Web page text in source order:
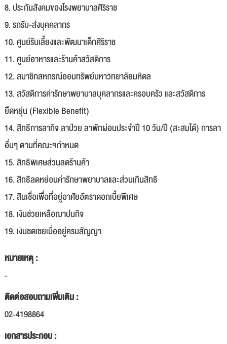
8. ประกันสังคมของโรงพยาบาลศิริราช
9. รถรับ-ส่งบุคคลากร
10. ศูนย์รับเลี้ยงและพัฒนาเด็กศิริราช
11. ศูนย์อาหารและร้านค้าสวัสดิการ
12. สมาชิกสหกรณ์ออมทรัพย์มหาวิทยาลัยมหิดล
13. สวัสดิการค่ารักษาพยาบาลบุคลากรและครอบครัว และสวัสดิการ
ยืดหยุ่น (Flexible Benefit)
14. สิทธิการลากิจ ลาป่วย ลาพักผ่อนประจำปี 10 วัน/ปี (สะสมได้) การลา
อื่นๆ ตามที่คณะฯกำหนด
15. สิทธิพิเศษส่วนลดร้านค้า
16. สิทธิลดหย่อนค่ารักษาพยาบาลและส่วนเกินสิทธิ
17. สินเชื่อเพื่อที่อยู่อาศัยอัตราดอกเบี้ยพิเศษ
18. เงินช่วยเหลือฌาปนกิจ
19. เงินชดเชยเมื่ออยู่ครบสัญญา
หมายเหตุ :
-
ติดต่อสอบถามเพิ่มเติม :
02-4198864
เอกสารประกอบ :